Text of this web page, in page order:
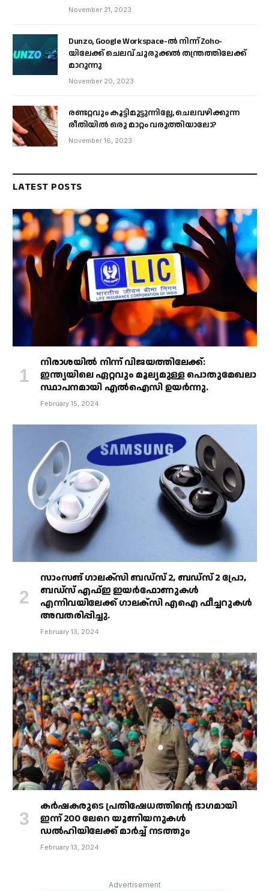
November 21, 2023
Dunzo, Google Workspace-ൽ നിന്ന് Zoho-
യിലേക്ക് ചെലവ് ചുരുക്കൽ തന്ത്രത്തിലേക്ക്
മാറുന്നു
November 20, 2023
രണ്ടറ്റവും കൂട്ടിമുട്ടുന്നില്ലേ, ചെലവഴിക്കുന്ന
രീതിയിൽ ഒരു മാറ്റം വരുത്തിയാലോ?
November 16, 2023
LATEST POSTS
നിരാശയിൽ നിന്ന് വിജയത്തിലേക്ക്:
ഇന്ത്യയിലെ ഏറ്റവും മൂല്യമുള്ള പൊതുമേഖലാ
സ്ഥാപനമായി എൽഐസി ഉയർന്നു.
February 15, 2024
സാംസങ് ഗാലക്‌സി ബഡ്‌സ് 2, ബഡ്‌സ് 2 പ്രോ,
ബഡ്‌സ് എഫ്ഇ ഇയർഫോണുകൾ
എന്നിവയിലേക്ക് ഗാലക്‌സി എഐ ഫീച്ചറുകൾ
അവതരിപ്പിച്ചു.
February 13, 2024
കർഷകരുടെ പ്രതിഷേധത്തിൻ്റെ ഭാഗമായി
ഇന്ന് 200 ലേറെ യൂണിയനുകൾ
ഡൽഹിയിലേക്ക് മാർച്ച് നടത്തും
February 13, 2024
Advertisement